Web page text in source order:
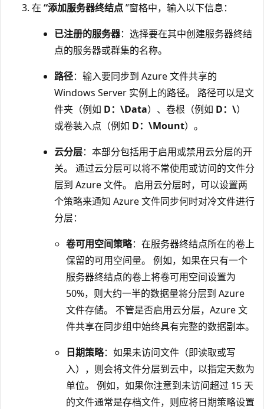
在 “添加服务器终结点”窗格中，输入以下信息：
已注册的服务器：选择要在其中创建服务器终结
点的服务器或群集的名称。
路径：输入要同步到 Azure 文件共享的
Windows Server 实例上的路径。 路径可以是文
件夹（例如 D：\Data）、卷根（例如 D：\）
或卷装入点（例如 D：\Mount）。
云分层：本部分包括用于启用或禁用云分层的开
关。 通过云分层可以将不常使用或访问的文件分
层到 Azure 文件。 启用云分层时，可以设置两
个策略来通知 Azure 文件同步何时对冷文件进行
分层：
卷可用空间策略：在服务器终结点所在的卷上
保留的可用空间量。 例如，如果在只有一个
服务器终结点的卷上将卷可用空间设置为
50%，则大约一半的数据量将分层到 Azure
文件存储。 不管是否启用云分层，Azure 文
件共享在同步组中始终具有完整的数据副本。
日期策略：如果未访问文件（即读取或写
入），则会将文件分层到云中，以指定天数为
单位。 例如，如果你注意到未访问超过 15 天
的文件通常是存档文件，则应将日期策略设置